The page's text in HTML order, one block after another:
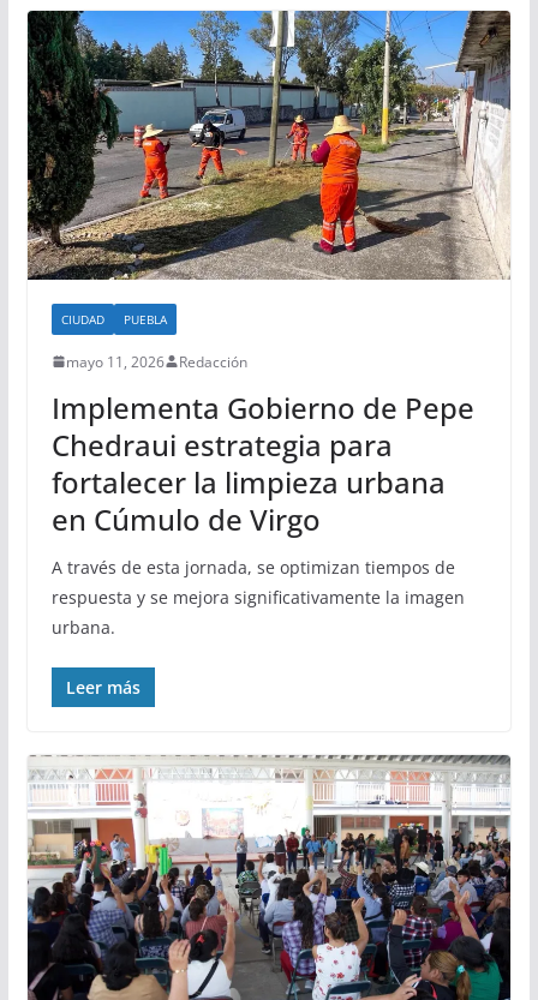
CIUDAD PUEBLA
mayo 11, 2026 Redacción
Implementa Gobierno de Pepe
Chedraui estrategia para
fortalecer la limpieza urbana
en Cúmulo de Virgo
A través de esta jornada, se optimizan tiempos de
respuesta y se mejora significativamente la imagen
urbana.
Leer más